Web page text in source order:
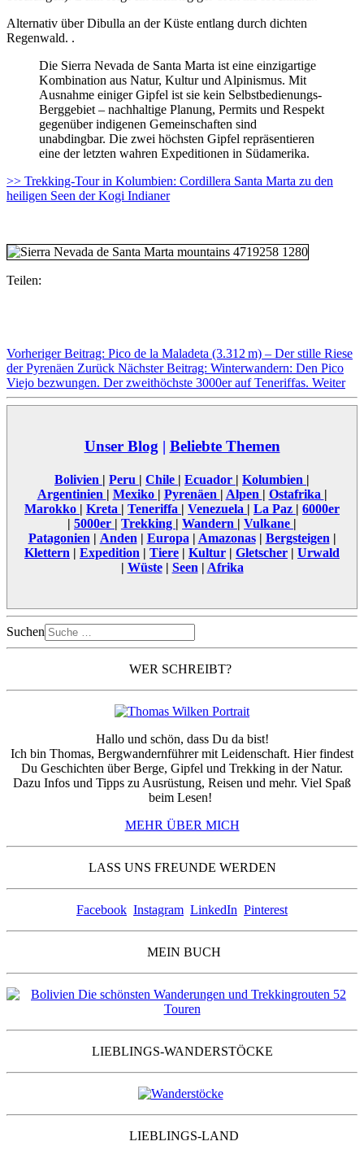
Alternativ über Dibulla an der Küste entlang durch dichten
Regenwald. .
Die Sierra Nevada de Santa Marta ist eine einzigartige
Kombination aus Natur, Kultur und Alpinismus. Mit
Ausnahme einiger Gipfel ist sie kein Selbstbedienungs-
Berggebiet – nachhaltige Planung, Permits und Respekt
gegenüber indigenen Gemeinschaften sind
unabdingbar. Die zwei höchsten Gipfel repräsentieren
eine der letzten wahren Expeditionen in Südamerika.
>> Trekking-Tour in Kolumbien: Cordillera Santa Marta zu den
heiligen Seen der Kogi Indianer
Teilen:
Vorheriger Beitrag: Pico de la Maladeta (3.312 m) – Der stille Riese
der Pyrenäen Zurück Nächster Beitrag: Winterwandern: Den Pico
Viejo bezwungen. Der zweithöchste 3000er auf Teneriffas. Weiter
Unser Blog | Beliebte Themen
Bolivien | Peru | Chile | Ecuador | Kolumbien |
Argentinien | Mexiko | Pyrenäen | Alpen | Ostafrika |
Marokko | Kreta | Teneriffa | Venezuela | La Paz | 6000er
| 5000er | Trekking | Wandern | Vulkane |
Patagonien | Anden | Europa | Amazonas| Bergsteigen |
Klettern | Expedition | Tiere | Kultur | Gletscher | Urwald
| Wüste| Seen | Afrika
Suchen
WER SCHREIBT?
Hallo und schön, dass Du da bist!
Ich bin Thomas, Bergwandernführer mit Leidenschaft. Hier findest
Du Geschichten über Berge, Gipfel und Trekking in der Natur.
Dazu Infos und Tipps zu Ausrüstung, Reisen und mehr. Viel Spaß
beim Lesen!
MEHR ÜBER MICH
LASS UNS FREUNDE WERDEN
Facebook Instagram LinkedIn Pinterest
MEIN BUCH
LIEBLINGS-WANDERSTÖCKE
LIEBLINGS-LAND